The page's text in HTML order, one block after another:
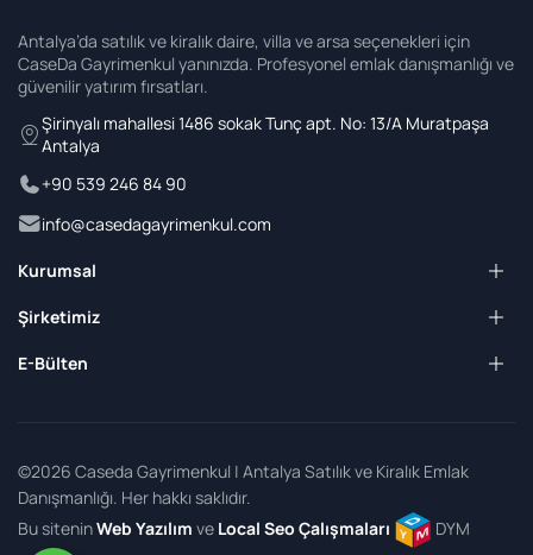
Antalya’da satılık ve kiralık daire, villa ve arsa seçenekleri için
CaseDa Gayrimenkul yanınızda. Profesyonel emlak danışmanlığı ve
güvenilir yatırım fırsatları.
Şirinyalı mahallesi 1486 sokak Tunç apt. No: 13/A Muratpaşa
Antalya
+90 539 246 84 90
info@casedagayrimenkul.com
Kurumsal
Şirketimiz
E-Bülten
©2026 Caseda Gayrimenkul | Antalya Satılık ve Kiralık Emlak
Danışmanlığı. Her hakkı saklıdır.
Bu siteninWeb Yazılım ve Local Seo Çalışmaları
DYM